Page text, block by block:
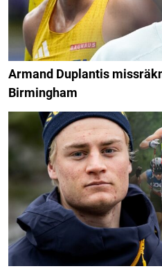
Armand Duplantis
Birmingham